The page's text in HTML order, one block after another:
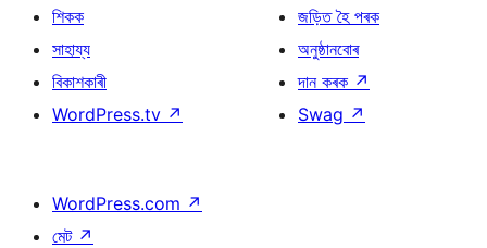
শিকক
সাহায্য
বিকাশকাৰী
WordPress.tv ↗
জড়িত হৈ পৰক
অনুষ্ঠানবোৰ
দান কৰক ↗
Swag ↗
WordPress.com ↗
মেট ↗